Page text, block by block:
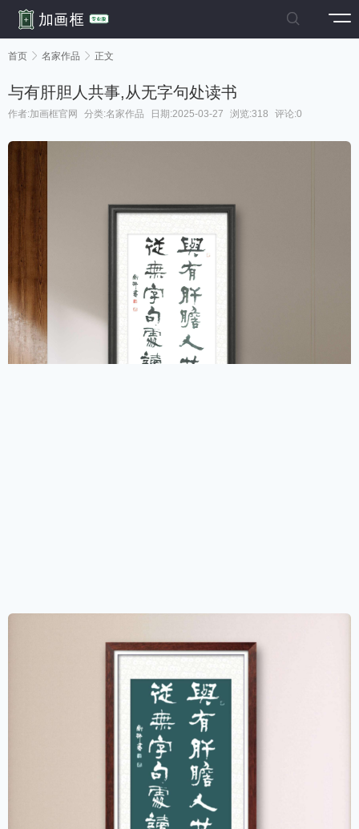

首页  名家作品  正文
与有肝胆人共事,从无字句处读书
作者:加画框官网 分类:名家作品 日期:2025-03-27 浏览:318 评论:0